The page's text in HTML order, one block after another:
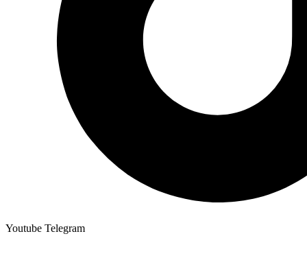
Youtube Telegram